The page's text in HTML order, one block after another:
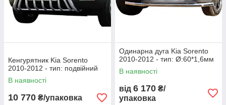
Кенгурятник Kia Sorento
2010-2012 - тип: подвійний
В наявності
10 770 ₴/упаковка
Одинарна дуга Kia Sorento
2010-2012 - тип: Ø:60*1,6мм
В наявності
від 6 170 ₴/
упаковка